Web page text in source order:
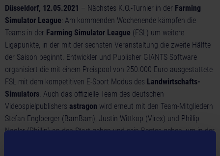
Düsseldorf, 12.05.2021 – Nächstes K.O.-Turnier in der Farming
Simulator League: Am kommenden Wochenende kämpfen die
Teams in der Farming Simulator League (FSL) um weitere
Ligapunkte, in der mit der sechsten Veranstaltung die zweite Hälfte
der Saison beginnt. Entwickler und Publisher GIANTS Software
organisiert die mit einem Preispool von 250.000 Euro ausgestattete
FSL mit dem kompetitiven E-Sport Modus des Landwirtschafts-
Simulators. Auch das offizielle Team des deutschen
Videospielpublishers astragon wird erneut mit den Team-Mitgliedern
Stefan Englberger (BamBam), Justin Wittkop (Virex) und Phillip
Nagler (Phillip) an den Start gehen und sein Bestes geben, um in der